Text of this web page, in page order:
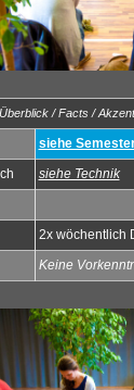
Überblick / Facts /
siehe
siehe Technik
2x wöchentlich
Keine